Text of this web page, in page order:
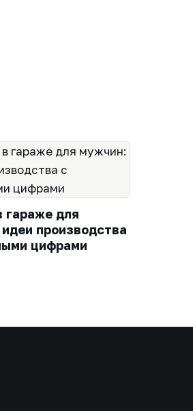
гараже для
производства
цифрами